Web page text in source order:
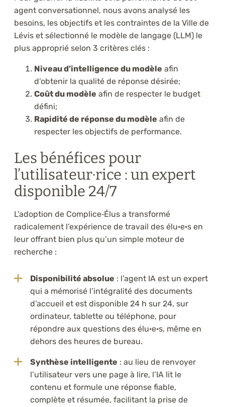
agent conversationnel, nous avons analysé les
besoins, les objectifs et les contraintes de la Ville de
Lévis et sélectionné le modèle de langage (LLM) le
plus approprié selon 3 critères clés :
Niveau d’intelligence du modèle afin
d’obtenir la qualité de réponse désirée;
Coût du modèle afin de respecter le budget
défini;
Rapidité de réponse du modèle afin de
respecter les objectifs de performance.
Les bénéfices pour
l’utilisateur·rice : un expert
disponible 24/7
L’adoption de Complice‑Élus a transformé
radicalement l’expérience de travail des élu·e·s en
leur offrant bien plus qu’un simple moteur de
recherche :
Disponibilité absolue : l’agent IA est un expert
qui a mémorisé l’intégralité des documents
d’accueil et est disponible 24 h sur 24, sur
ordinateur, tablette ou téléphone, pour
répondre aux questions des élu·e·s, même en
dehors des heures de bureau.
Synthèse intelligente : au lieu de renvoyer
l’utilisateur vers une page à lire, l’IA lit le
contenu et formule une réponse fiable,
complète et résumée, facilitant la prise de